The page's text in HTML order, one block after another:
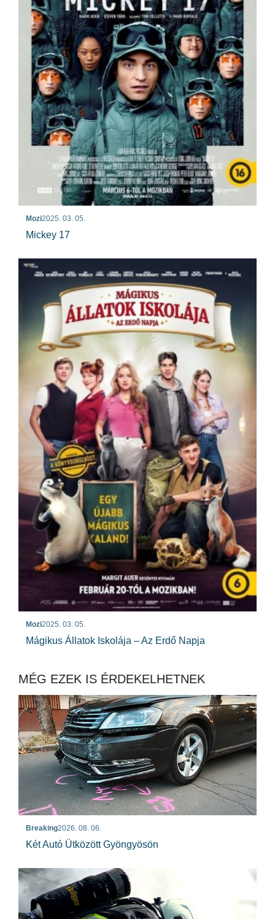
Mozi2025. 03. 05.
Mickey 17
Mozi2025. 03. 05.
Mágikus Állatok Iskolája – Az Erdő Napja
MÉG EZEK IS ÉRDEKELHETNEK
Breaking2026. 08. 06.
Két Autó Ütközött Gyöngyösön